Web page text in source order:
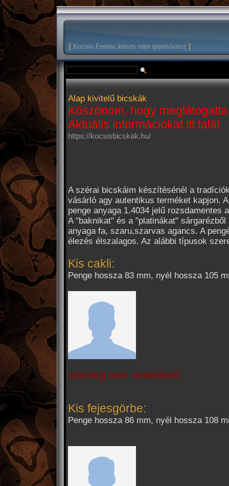
[ Kocsis Ferenc késes népi iparművész ]
Alap kivitelű bicskák
Köszönöm, hogy
Aktuális információkat itt talál:
https://kocsisbicskak.hu/
A szérai bicskáim készítésénél a
vásárló agy autentikus terméket kapjon.
penge anyaga 1.4034 jelű rozsdamentes
A "baknikat" és a "platinákat"
anyaga fa, szaru,szarvas agancs. A
élezés élszalagos. Az alábbi típusok
Kis cakli:
Penge hossza 83 mm, nyél hossza 105
Jelenleg nem rendelhető.
Kis fejesgörbe:
Penge hossza 86 mm, nyél hossza 108